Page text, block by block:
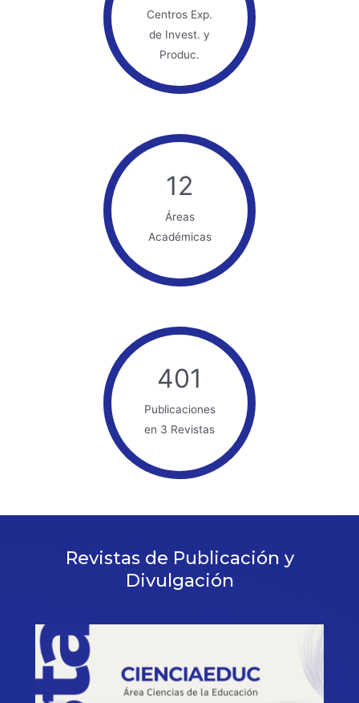
Centros Exp.
de Invest. y
Produc.
12
Áreas
Académicas
401
Publicaciones
en 3 Revistas
Revistas de Publicación y
Divulgación